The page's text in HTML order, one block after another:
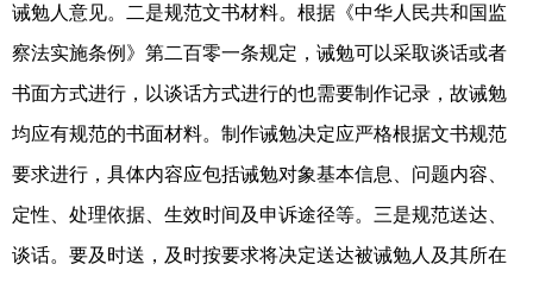
诫勉人意见。二是规范文书材料。根据《中华人民共和国监
察法实施条例》第二百零一条规定，诫勉可以采取谈话或者
书面方式进行，以谈话方式进行的也需要制作记录，故诫勉
均应有规范的书面材料。制作诫勉决定应严格根据文书规范
要求进行，具体内容应包括诫勉对象基本信息、问题内容、
定性、处理依据、生效时间及申诉途径等。三是规范送达、
谈话。要及时送，及时按要求将决定送达被诫勉人及其所在